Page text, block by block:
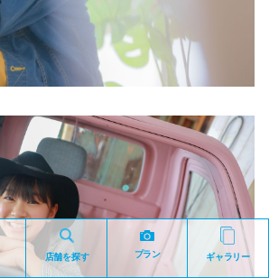
店舗を探す プラン ギャラリー